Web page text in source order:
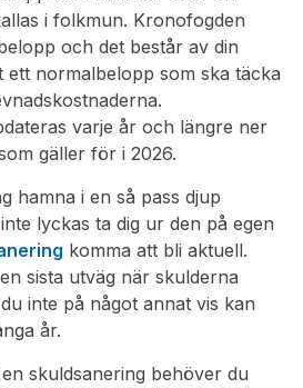
i folkmun. Kronofogden
och det består av din
ett normalbelopp som ska täcka
varje år och längre ner
gäller för i 2026.
hamna i en så pass djup
lyckas ta dig ur den på egen
komma att bli aktuell.
sista utväg när skulderna
inte på något annat vis kan
år.
skuldsanering behöver du